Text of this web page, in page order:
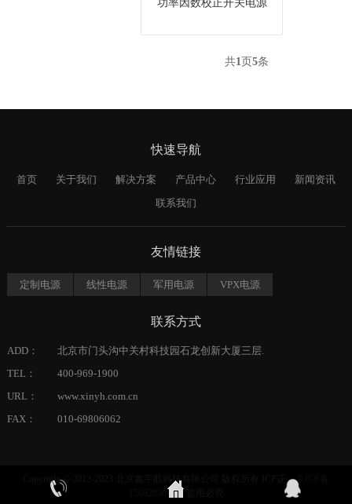
功率因数校正开关电源
共1页 5条
快速导航
首页 关于我们 解决方案 产品中心 行业应用
新闻资讯
联系我们
友情链接
定制电源 线性电源 军用电源 VPX电源
联系方式
ADD：
北京市门头沟中关村科技园石龙创新大厦三层.
TEL：
400-969-1900
URL：
www.xinyh.com.cn
FAX：
010-69806062
Copyright © 2012-2023 北京鑫宇航科技有限公司 版权所有 ICP证：京ICP备
15002836号-1